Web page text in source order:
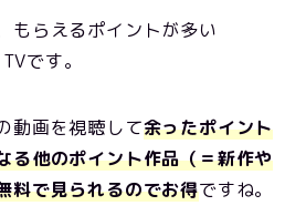
もらえるポイントが多い
です。
動画を視聴して余ったポイント
る他のポイント作品（＝新作や
料で見られるのでお得ですね。